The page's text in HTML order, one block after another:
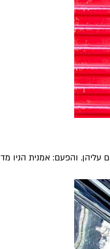
והפעם: אמנית הניו